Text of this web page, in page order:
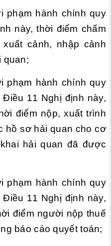
phạm hành chính quy
này, thời điểm chấm
cảnh, nhập cảnh
quan;
phạm hành chính quy
11 Nghị định này,
điểm nộp, xuất trình
hồ sơ hải quan cho cơ
hải quan đã được
phạm hành chính quy
11 Nghị định này,
điểm người nộp thuế
báo cáo quyết toán;